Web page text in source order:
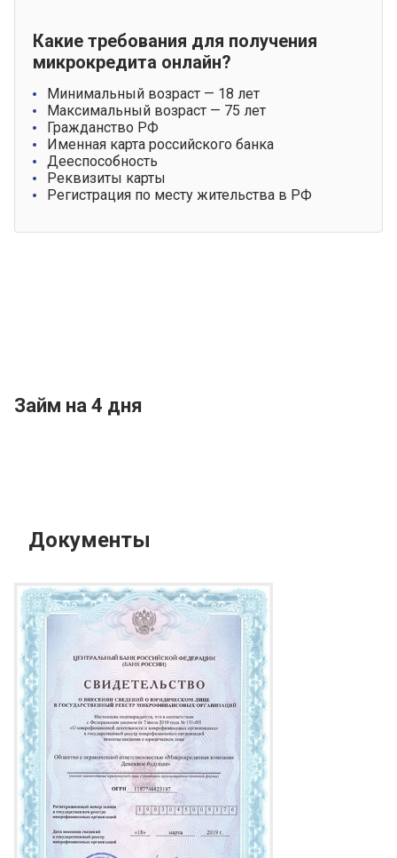
Какие требования для получения
микрокредита онлайн?
Минимальный возраст — 18 лет
Максимальный возраст — 75 лет
Гражданство РФ
Именная карта российского банка
Дееспособность
Реквизиты карты
Регистрация по месту жительства в РФ
Займ на 4 дня
Документы